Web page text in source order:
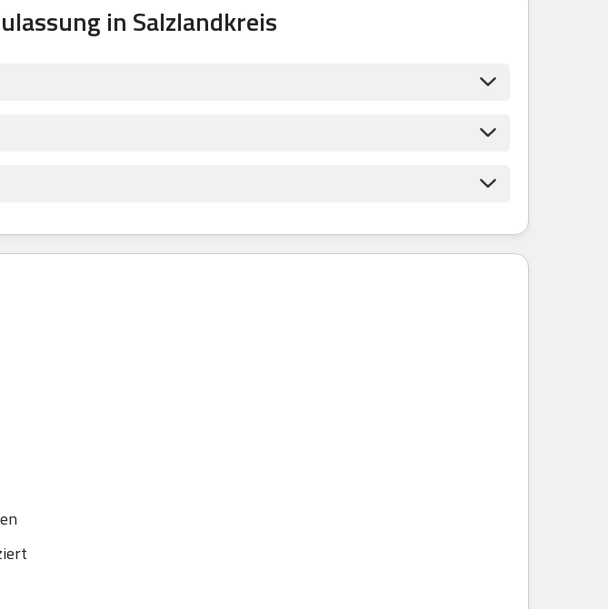
in Salzlandkreis